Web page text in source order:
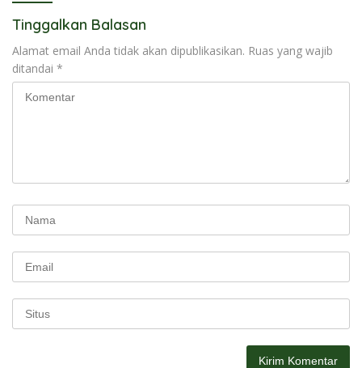
Tinggalkan Balasan
Alamat email Anda tidak akan dipublikasikan. Ruas yang wajib
ditandai *